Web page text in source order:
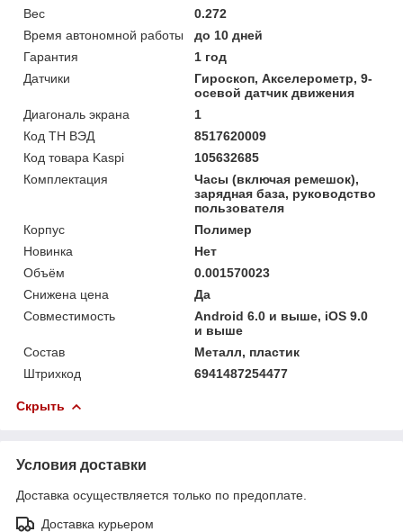
Вес
0.272
Время автономной работы
до 10 дней
Гарантия
1 год
Датчики
Гироскоп, Акселерометр, 9-
осевой датчик движения
Диагональ экрана
1
Код ТН ВЭД
8517620009
Код товара Kaspi
105632685
Комплектация
Часы (включая ремешок),
зарядная база, руководство
пользователя
Корпус
Полимер
Новинка
Нет
Объём
0.001570023
Снижена цена
Да
Совместимость
Android 6.0 и выше, iOS 9.0
и выше
Состав
Металл, пластик
Штрихкод
6941487254477
Скрыть
Условия доставки
Доставка осуществляется только по предоплате.
Доставка курьером